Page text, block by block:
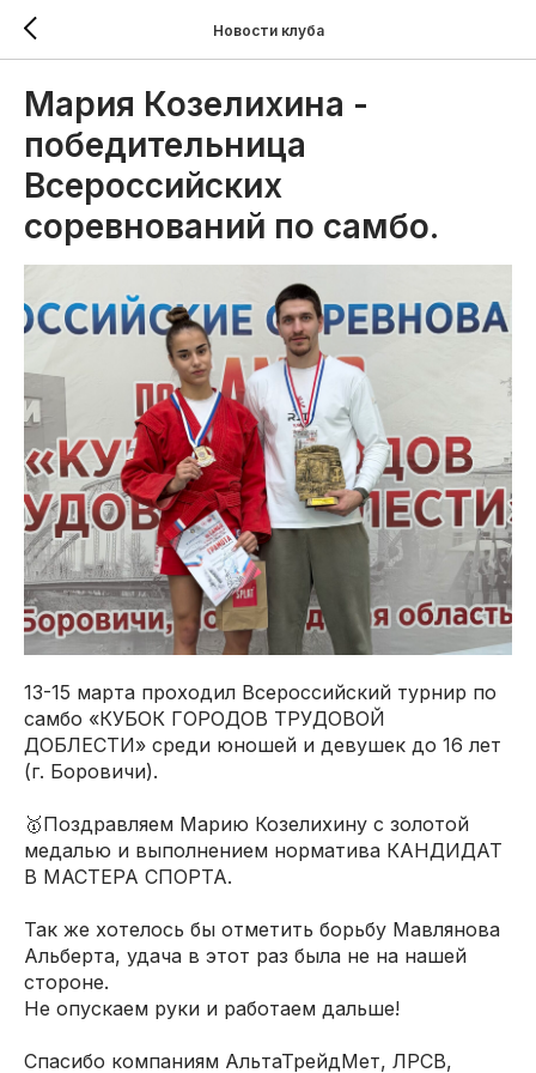
Новости клуба
Мария Козелихина -
победительница
Всероссийских
соревнований по самбо.
13-15 марта проходил Всероссийский турнир по
самбо «КУБОК ГОРОДОВ ТРУДОВОЙ
ДОБЛЕСТИ» среди юношей и девушек до 16 лет
(г. Боровичи).
🥇Поздравляем Марию Козелихину с золотой
медалью и выполнением норматива КАНДИДАТ
В МАСТЕРА СПОРТА.
Так же хотелось бы отметить борьбу Мавлянова
Альберта, удача в этот раз была не на нашей
стороне.
Не опускаем руки и работаем дальше!
Спасибо компаниям АльтаТрейдМет, ЛРСВ,